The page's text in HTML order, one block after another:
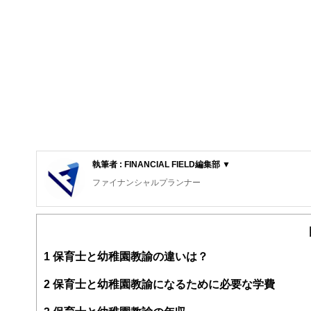
執筆者 : FINANCIAL FIELD編集部 ▼
ファイナンシャルプランナー
FinancialField編集部は、金融、経済に関する記事を、日
案から記事掲載まですべての工程に関わることで、読者目
FinancialFieldの特徴は、ファイナンシャルプランナー、
ー、公認会計士、社会保険労務士、行政書士、投資アナ
1 保育士と幼稚園教諭の違いは？
2 保育士と幼稚園教諭になるために必要な学費